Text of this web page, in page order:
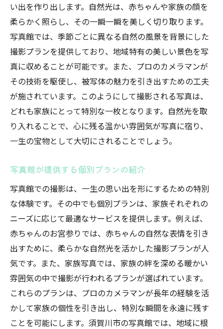
い出を作り出します。自然光は、赤ちゃんや家族の顔を
柔らかく照らし、その一瞬一瞬を美しく切り取ります。
写真館では、季節ごとに異なる自然の風景を背景にした
撮影プランを提供しており、地域特有の美しい景色を写
真に収めることが可能です。また、プロのカメラマンが
その技術を駆使し、被写体の魅力を引き出すための工夫
が施されています。このようにして撮影される写真は、
どれも家族にとって特別な一枚となります。自然光を取
り入れることで、心に残る温かい雰囲気が写真に宿り、
一生の宝物として大切にされることでしょう。
写真館が提供する個別プランの紹介
写真館での撮影は、一生の思い出を形にするための特別
な体験です。その中でも個別プランは、家族それぞれの
ニーズに応じて最適なサービスを提供します。例えば、
赤ちゃんのお宮参りでは、赤ちゃんの自然な表情を引き
出すために、柔らかな自然光を活かした撮影プランが人
気です。また、家族写真では、家族の絆を深める暖かい
雰囲気の中で撮影が行われるプランが選ばれています。
これらのプランは、プロのカメラマンが長年の経験を活
かして家族の個性を引き出し、特別な瞬間を永遠に残す
ことを可能にします。須賀川市の写真館では、地域に根